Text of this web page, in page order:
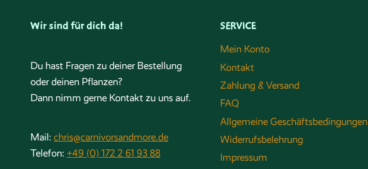
Wir sind für dich da!
Du hast Fragen zu deiner Bestellung
oder deinen Pflanzen?
Dann nimm gerne Kontakt zu uns auf.
Mail: chris@carnivorsandmore.de
Telefon: +49 (0) 172 2 61 93 88
SERVICE
Mein Konto
Kontakt
Zahlung & Versand
FAQ
Allgemeine Geschäftsbedingungen
Widerrufsbelehrung
Impressum